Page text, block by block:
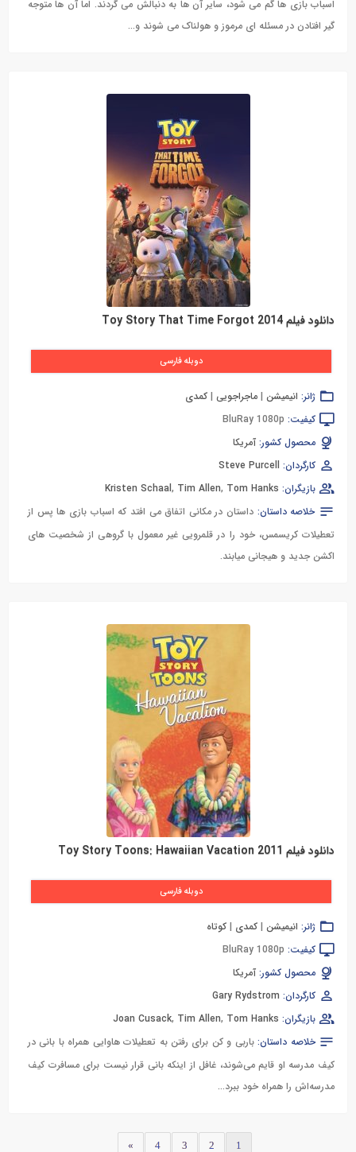
اسباب بازی ها گم می شود، سایر آن ها به دنبالش می گردند. اما آن ها متوجه
گیر افتادن در مسئله ای مرموز و هولناک می شوند و...
دانلود فیلم Toy Story That Time Forgot 2014
دوبله فارسی
ژانر: انیمیشن | ماجراجویی | کمدی
کیفیت: BluRay 1080p
محصول کشور: آمریکا
کارگردان: Steve Purcell
بازیگران:
Kristen Schaal, Tim Allen, Tom Hanks
خلاصه داستان: داستان در مکانی اتفاق می افتد که اسباب بازی ها پس از
تعطیلات کریسمس، خود را در قلمرویی غیر معمول با گروهی از شخصیت های
اکشن جدید و هیجانی میابند.
دانلود فیلم Toy Story Toons: Hawaiian Vacation 2011
دوبله فارسی
ژانر: انیمیشن | کمدی | کوتاه
کیفیت: BluRay 1080p
محصول کشور: آمریکا
کارگردان: Gary Rydstrom
بازیگران:
Joan Cusack, Tim Allen, Tom Hanks
خلاصه داستان:باربی و کن برای رفتن به تعطیلات هاوایی همراه با بانی در
کیف مدرسه او قایم می‌شوند، غافل از اینکه بانی قرار نیست برای مسافرت کیف
مدرسه‌اش را همراه خود ببرد...
1
2
3
4
»